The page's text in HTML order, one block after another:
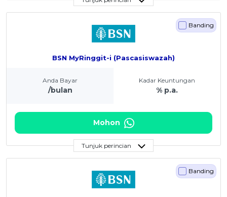
BSN MyRinggit-i (Pascasiswazah)
Banding
Anda Bayar
/bulan
Kadar Keuntungan
% p.a.
Mohon
Tunjuk perincian
Banding